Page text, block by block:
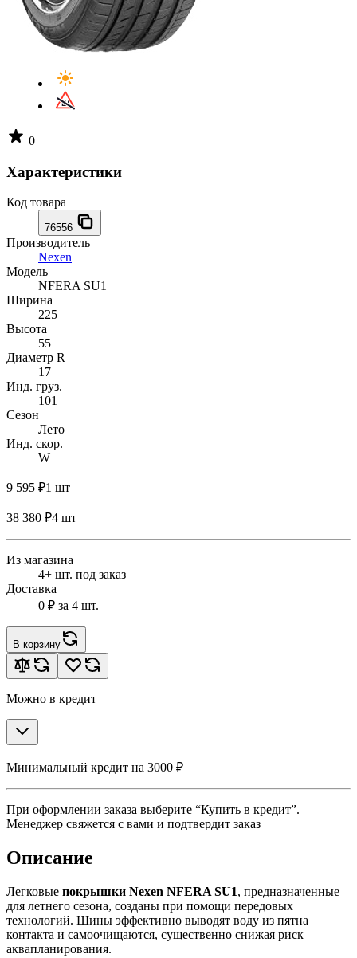
0
Характеристики
Код товара
76556
Производитель
Nexen
Модель
NFERA SU1
Ширина
225
Высота
55
Диаметр R
17
Инд. груз.
101
Сезон
Лето
Инд. скор.
W
9 595 ₽1 шт
38 380 ₽4 шт
Из магазина
4+ шт. под заказ
Доставка
0 ₽ за 4 шт.
В корзину
Можно в кредит
Минимальный кредит на 3000 ₽
При оформлении заказа выберите “Купить в кредит”.
Менеджер свяжется с вами и подтвердит заказ
Описание
Легковые покрышки Nexen NFERA SU1, предназначенные
для летнего сезона, созданы при помощи передовых
технологий. Шины эффективно выводят воду из пятна
контакта и самоочищаются, существенно снижая риск
аквапланирования.